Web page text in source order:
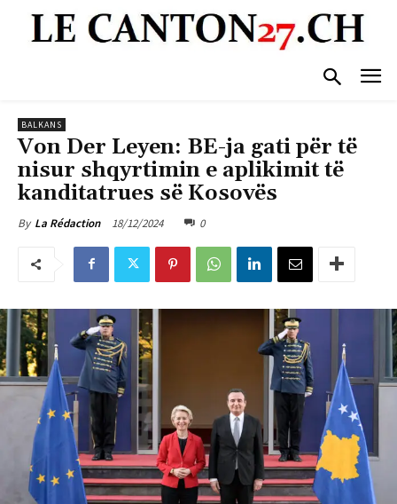
BALKANS
Von Der Leyen: BE-ja gati për të
nisur shqyrtimin e aplikimit të
kanditatrues së Kosovës
By La Rédaction 18/12/2024 0